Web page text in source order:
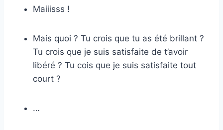
Maiiisss !
Mais quoi ? Tu crois que tu as été brillant ?
Tu crois que je suis satisfaite de t’avoir
libéré ? Tu cois que je suis satisfaite tout
court ?
…